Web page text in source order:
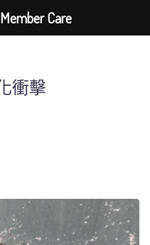
衝擊
Care